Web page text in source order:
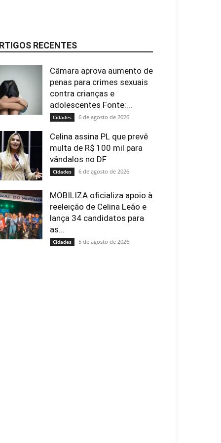
RECENTES
Câmara aprova aumento de
penas para crimes sexuais
contra crianças e
adolescentes Fonte:...
Cidades 6 de agosto de 2026
Celina assina PL que prevê
multa de R$ 100 mil para
vândalos no DF
Cidades 6 de agosto de 2026
MOBILIZA oficializa apoio à
reeleição de Celina Leão e
lança 34 candidatos para
as...
Cidades 5 de agosto de 2026